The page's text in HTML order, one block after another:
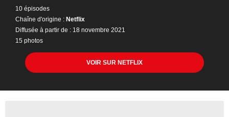
10 épisodes
Chaîne d'origine : Netflix
Diffusée à partir de : 18 novembre 2021
15 photos
VOIR SUR NETFLIX